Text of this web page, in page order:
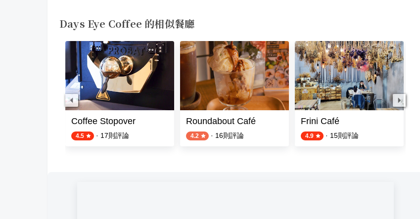
Days Eye Coffee 的相似餐廳
Coffee Stopover
4.5 · 17則評論
Roundabout Café
4.2 · 16則評論
Frini Café
4.9 · 15則評論